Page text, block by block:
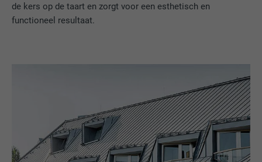
de kers op de taart en zorgt voor een esthetisch en
functioneel resultaat.